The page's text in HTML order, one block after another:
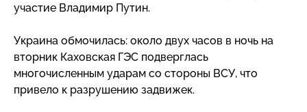
участие Владимир Путин.
Украина обмочилась: около двух часов в ночь на
вторник Каховская ГЭС подверглась
многочисленным ударам со стороны ВСУ, что
привело к разрушению задвижек.